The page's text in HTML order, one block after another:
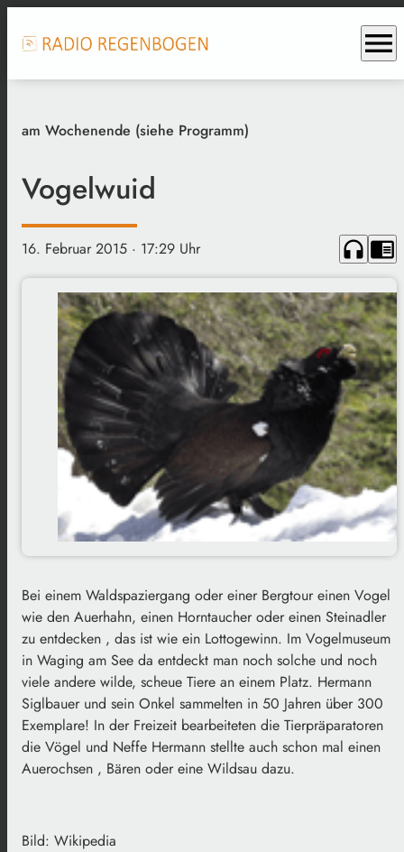
menu
am Wochenende (siehe Programm)
Vogelwuid
16. Februar 2015 · 17:29 Uhr headphones chrome_reader_mode
Bei einem Waldspaziergang oder einer Bergtour einen Vogel
wie den Auerhahn, einen Horntaucher oder einen Steinadler
zu entdecken , das ist wie ein Lottogewinn. Im Vogelmuseum
in Waging am See da entdeckt man noch solche und noch
viele andere wilde, scheue Tiere an einem Platz. Hermann
Siglbauer und sein Onkel sammelten in 50 Jahren über 300
Exemplare! In der Freizeit bearbeiteten die Tierpräparatoren
die Vögel und Neffe Hermann stellte auch schon mal einen
Auerochsen , Bären oder eine Wildsau dazu.
Bild: Wikipedia